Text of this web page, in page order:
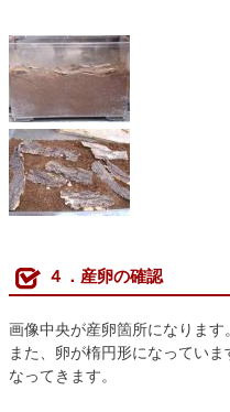
４．産卵の確認
画像中央が産卵箇所になります
また、卵が楕円形になってい
なってきます。